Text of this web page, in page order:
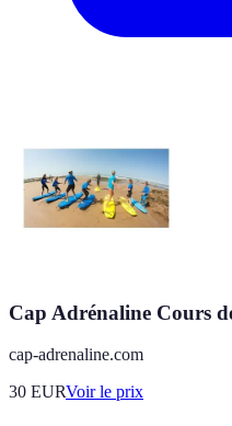
Cap Adrénaline Cours
cap-adrenaline.com
30 EURVoir le prix